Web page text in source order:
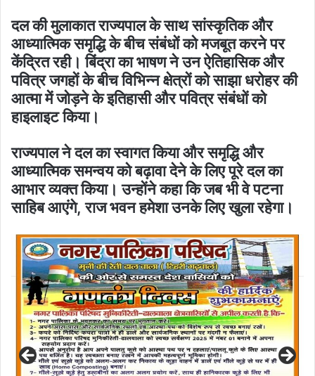
दल की मुलाकात राज्यपाल के साथ सांस्कृतिक और
आध्यात्मिक समृद्धि के बीच संबंधों को मजबूत करने पर
केंद्रित रही। बिंद्रा का भाषण ने उन ऐतिहासिक और
पवित्र जगहों के बीच विभिन्न क्षेत्रों को साझा धरोहर की
आत्मा में जोड़ने के इतिहासी और पवित्र संबंधों को
हाइलाइट किया।
राज्यपाल ने दल का स्वागत किया और समृद्धि और
आध्यात्मिक समन्वय को बढ़ावा देने के लिए पूरे दल का
आभार व्यक्त किया। उन्होंने कहा कि जब भी वे पटना
साहिब आएंगे, राज भवन हमेशा उनके लिए खुला रहेगा।